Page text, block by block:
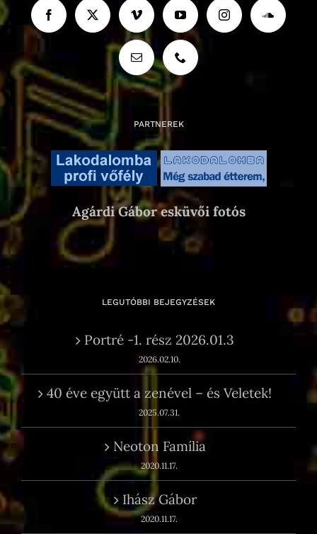
PARTNEREK
Agárdi Gábor esküvői fotós
LEGUTÓBBI BEJEGYZÉSEK
Portré -1. rész 2026.01.3
2026.02.10.
40 éve együtt a zenével – és Veletek!
2025.07.31.
Neoton Família
2020.11.17.
Ihász Gábor
2020.11.17.